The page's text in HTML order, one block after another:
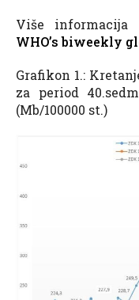
Više
WHO’s biweekly
Grafikon 1.:
za period
(Mb/100000 st.)